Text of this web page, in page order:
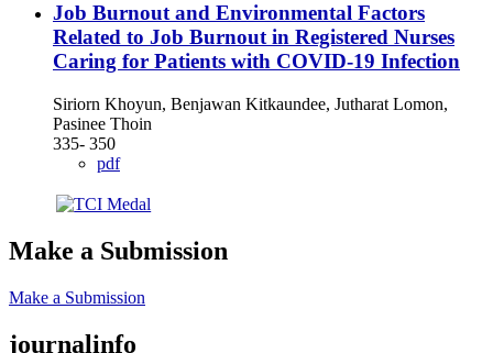
Job Burnout and Environmental Factors
Related to Job Burnout in Registered Nurses
Caring for Patients with COVID-19 Infection
Siriorn Khoyun, Benjawan Kitkaundee, Jutharat Lomon,
Pasinee Thoin
335- 350
pdf
Make a Submission
Make a Submission
journalinfo